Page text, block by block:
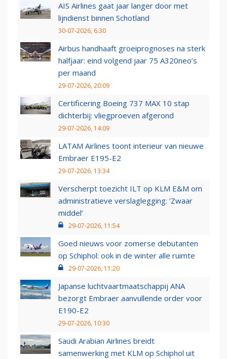
AIS Airlines gaat jaar langer door met
lijndienst binnen Schotland
30-07-2026, 6:30
Airbus handhaaft groeiprognoses na sterk
halfjaar: eind volgend jaar 75 A320neo’s
per maand
29-07-2026, 20:09
Certificering Boeing 737 MAX 10 stap
dichterbij: vliegproeven afgerond
29-07-2026, 14:09
LATAM Airlines toont interieur van nieuwe
Embraer E195-E2
29-07-2026, 13:34
Verscherpt toezicht ILT op KLM E&M om
administratieve verslaglegging: ‘Zwaar
middel’
29-07-2026, 11:54
Goed nieuws voor zomerse debutanten
op Schiphol: ook in de winter alle ruimte
29-07-2026, 11:20
Japanse luchtvaartmaatschappij ANA
bezorgt Embraer aanvullende order voor
E190-E2
29-07-2026, 10:30
Saudi Arabian Airlines breidt
samenwerking met KLM op Schiphol uit